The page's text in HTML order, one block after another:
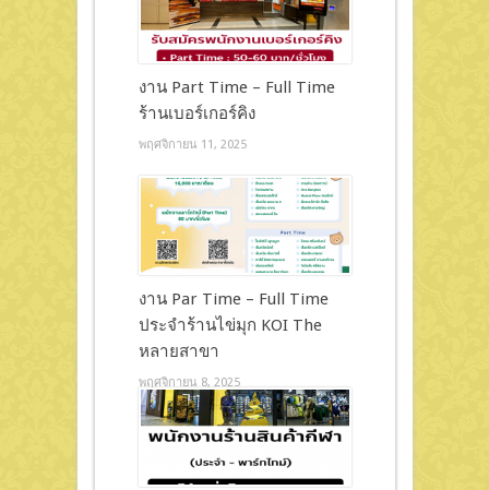
งาน Part Time – Full Time
ร้านเบอร์เกอร์คิง
พฤศจิกายน 11, 2025
งาน Par Time – Full Time
ประจำร้านไข่มุก KOI The
หลายสาขา
พฤศจิกายน 8, 2025